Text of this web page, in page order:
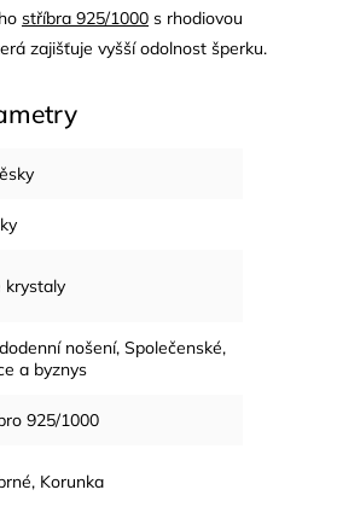
stříbra 925/1000 s rhodiovou
zajišťuje vyšší odolnost šperku.
krystaly
nošení, Společenské,
a byznys
925/1000
, Korunka